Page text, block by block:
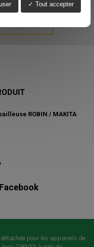
au panier
ROBIN / MAKITA
pour les appareils de
Tout accepter